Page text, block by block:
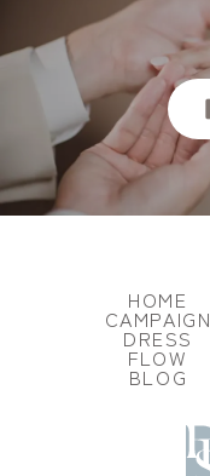
HOME
CAMPAIGN
DRESS
FLOW
BLOG